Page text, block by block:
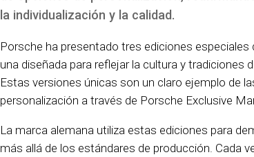
la individualización y la calidad.
Porsche ha presentado tres ediciones
una diseñada para reflejar la cultura y tradiciones
Estas versiones únicas son un claro ejemplo de
personalización a través de Porsche Exclusive
La marca alemana utiliza estas ediciones para
más allá de los estándares de producción. Cada